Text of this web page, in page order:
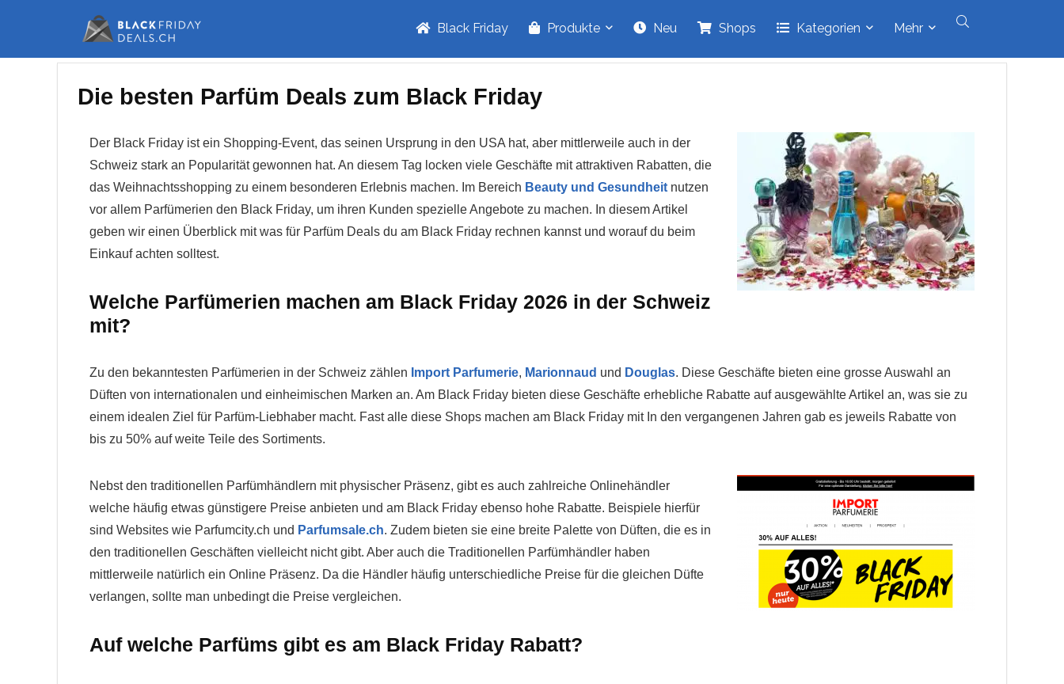
Black Friday Produkte Neu Shops Kategorien Mehr
Die besten Parfüm Deals zum Black Friday
Der Black Friday ist ein Shopping-Event, das seinen Ursprung in den USA hat, aber mittlerweile auch in der
Schweiz stark an Popularität gewonnen hat. An diesem Tag locken viele Geschäfte mit attraktiven Rabatten, die
das Weihnachtsshopping zu einem besonderen Erlebnis machen. Im Bereich Beauty und Gesundheit nutzen
vor allem Parfümerien den Black Friday, um ihren Kunden spezielle Angebote zu machen. In diesem Artikel
geben wir einen Überblick mit was für Parfüm Deals du am Black Friday rechnen kannst und worauf du beim
Einkauf achten solltest.
Welche Parfümerien machen am Black Friday 2026 in der Schweiz
mit?
Zu den bekanntesten Parfümerien in der Schweiz zählen Import Parfumerie, Marionnaud und Douglas. Diese Geschäfte bieten eine grosse Auswahl an
Düften von internationalen und einheimischen Marken an. Am Black Friday bieten diese Geschäfte erhebliche Rabatte auf ausgewählte Artikel an, was sie zu
einem idealen Ziel für Parfüm-Liebhaber macht. Fast alle diese Shops machen am Black Friday mit In den vergangenen Jahren gab es jeweils Rabatte von
bis zu 50% auf weite Teile des Sortiments.
Nebst den traditionellen Parfümhändlern mit physischer Präsenz, gibt es auch zahlreiche Onlinehändler
welche häufig etwas günstigere Preise anbieten und am Black Friday ebenso hohe Rabatte. Beispiele hierfür
sind Websites wie Parfumcity.ch und Parfumsale.ch. Zudem bieten sie eine breite Palette von Düften, die es in
den traditionellen Geschäften vielleicht nicht gibt. Aber auch die Traditionellen Parfümhändler haben
mittlerweile natürlich ein Online Präsenz. Da die Händler häufig unterschiedliche Preise für die gleichen Düfte
verlangen, sollte man unbedingt die Preise vergleichen.
Auf welche Parfüms gibt es am Black Friday Rabatt?